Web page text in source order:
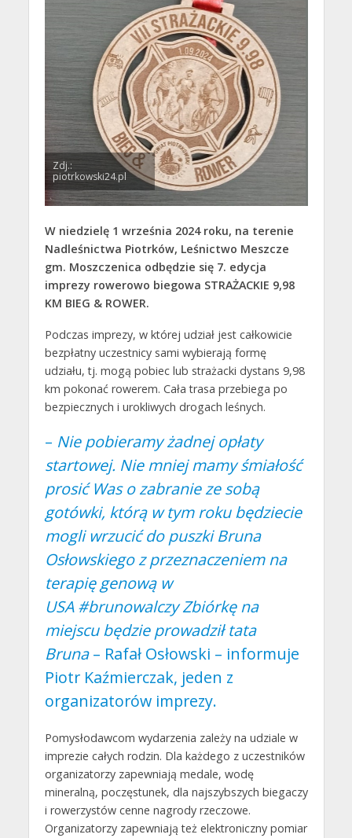
Zdj.:
piotrkowski24.pl
W niedzielę 1 września 2024 roku, na terenie
Nadleśnictwa Piotrków, Leśnictwo Meszcze
gm. Moszczenica odbędzie się 7. edycja
imprezy rowerowo biegowa STRAŻACKIE 9,98
KM BIEG & ROWER.
Podczas imprezy, w której udział jest całkowicie
bezpłatny uczestnicy sami wybierają formę
udziału, tj. mogą pobiec lub strażacki dystans 9,98
km pokonać rowerem. Cała trasa przebiega po
bezpiecznych i urokliwych drogach leśnych.
– Nie pobieramy żadnej opłaty
startowej. Nie mniej mamy śmiałość
prosić Was o zabranie ze sobą
gotówki, którą w tym roku będziecie
mogli wrzucić do puszkiBruna
Osłowskiegoz przeznaczeniem na
terapię genową w
USA#brunowalczyZbiórkę na
miejscu będzie prowadził tata
Bruna– Rafał Osłowski – informuje
Piotr Kaźmierczak, jeden z
organizatorów imprezy.
Pomysłodawcom wydarzenia zależy na udziale w
imprezie całych rodzin. Dla każdego z uczestników
organizatorzy zapewniają medale, wodę
mineralną, poczęstunek, dla najszybszych biegaczy
i rowerzystów cenne nagrody rzeczowe.
Organizatorzy zapewniają też elektroniczny pomiar